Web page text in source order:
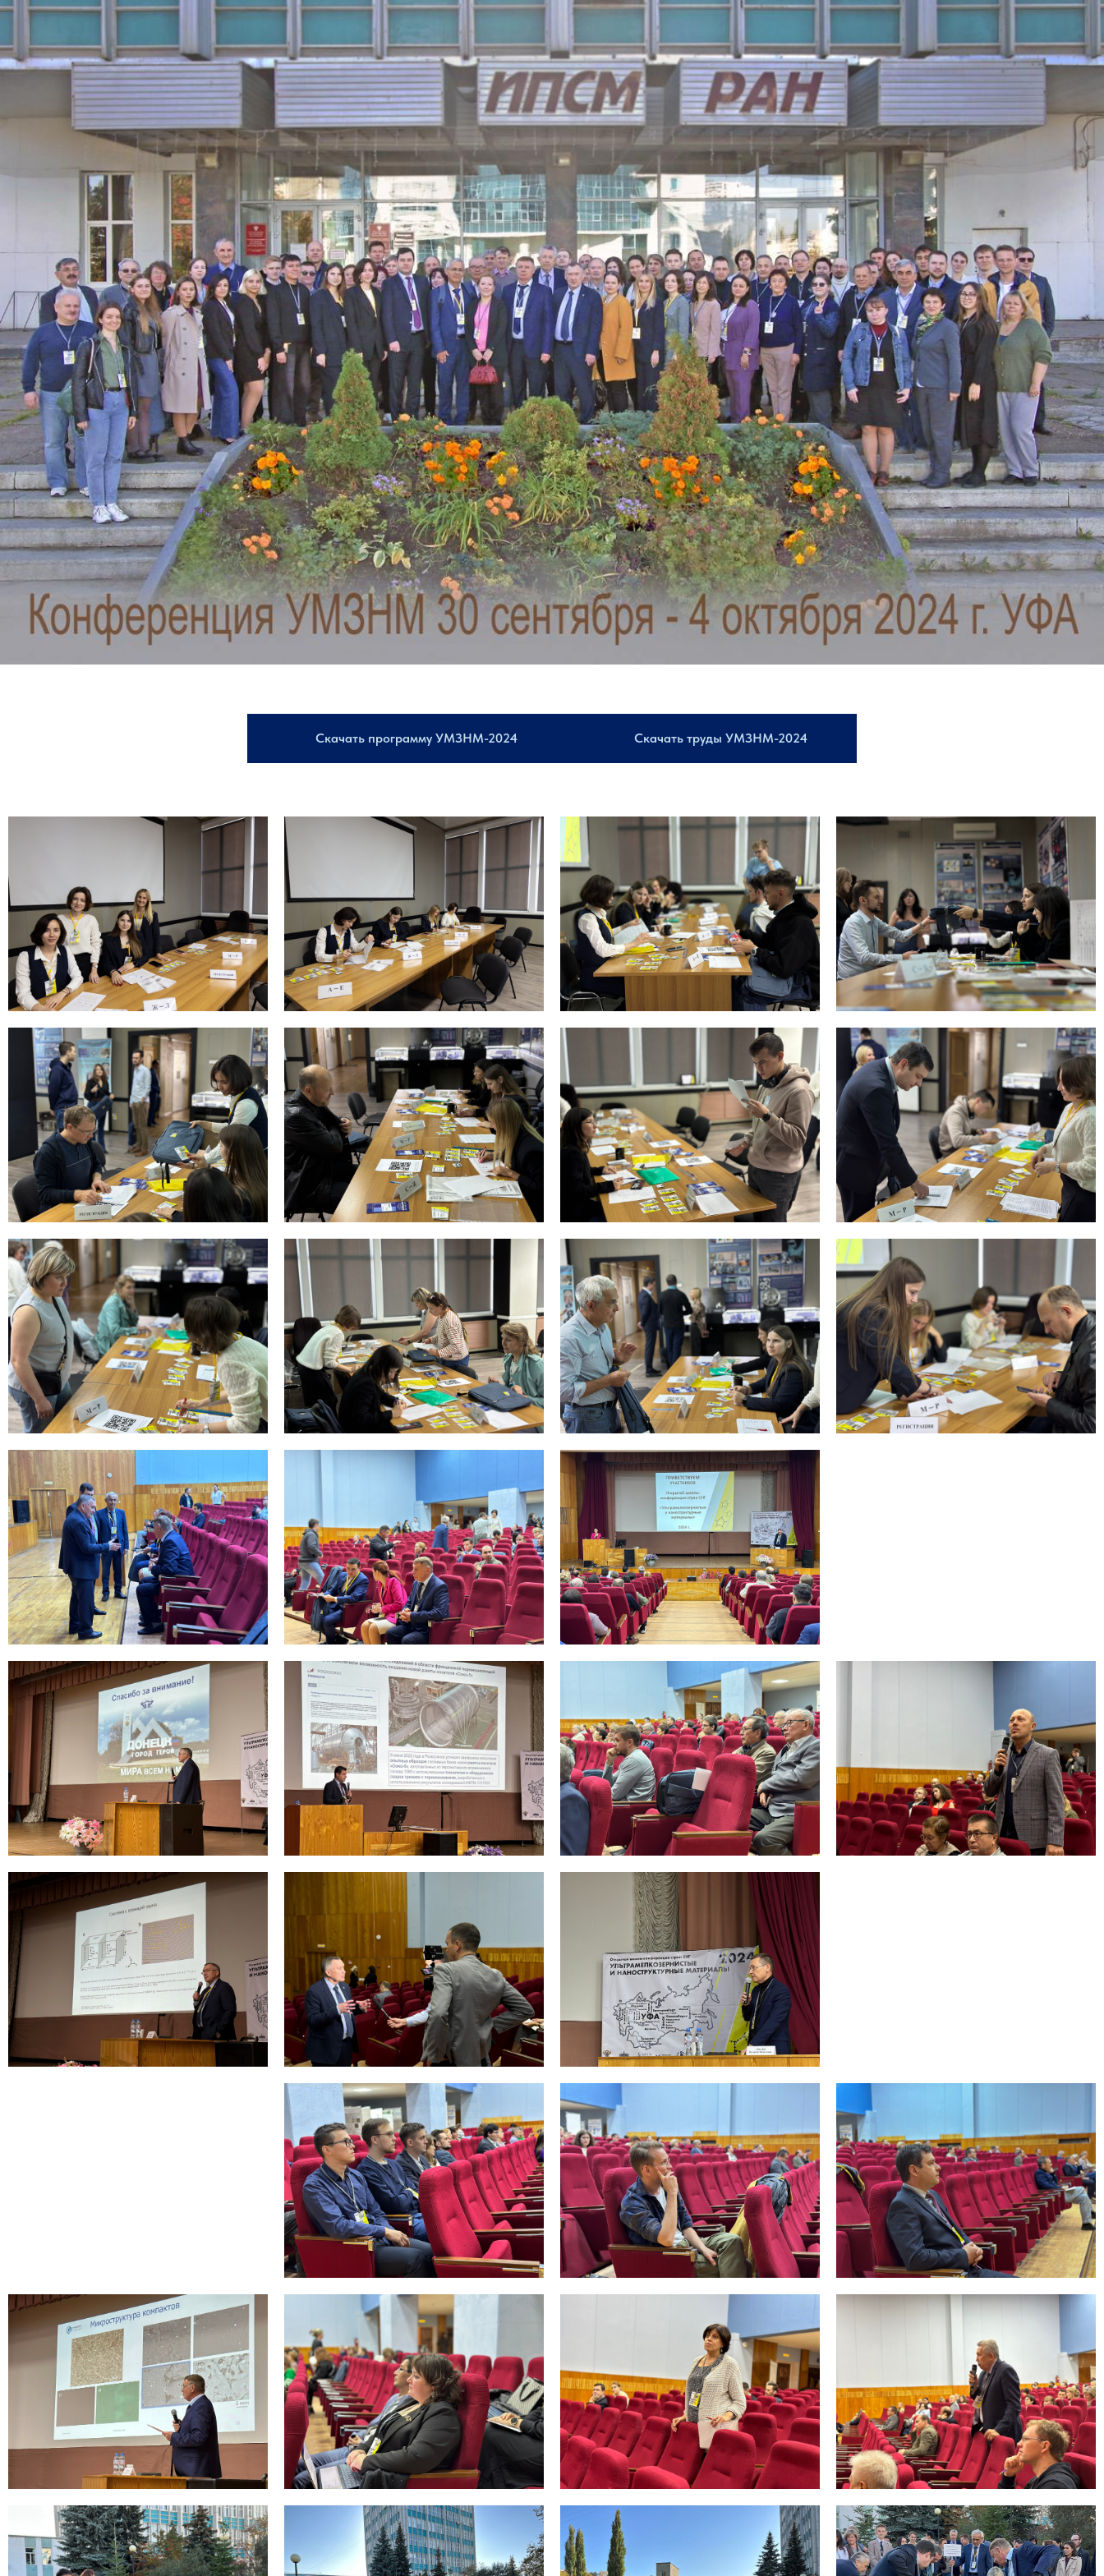
Скачать программу УМЗНМ-2024 Скачать труды УМЗНМ-2024